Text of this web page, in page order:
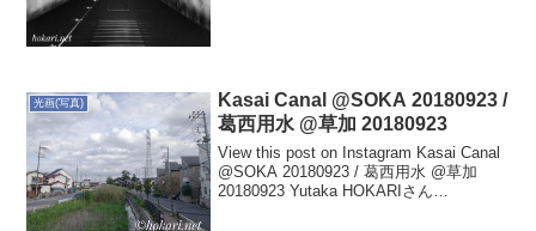
光画(写真)
Kasai Canal @SOKA 20180923 /
葛西用水 @草加 20180923
View this post on Instagram Kasai Canal
@SOKA 20180923 / 葛西用水 @草加
20180923 Yutaka HOKARIさん